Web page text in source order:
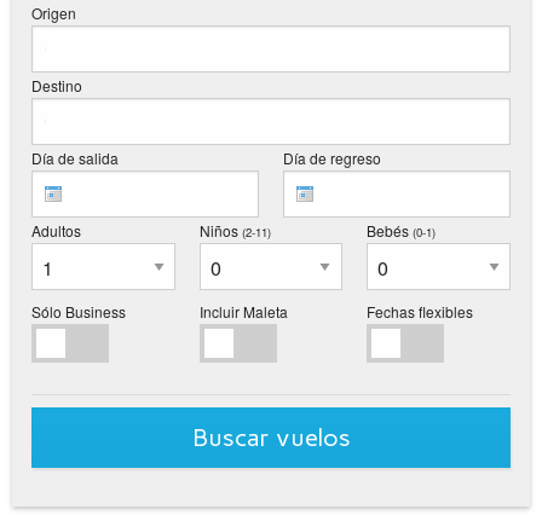
Origen
Destino
Día de salida Día de regreso
Adultos Niños (2-11) Bebés(0-1)
Sólo Business Incluir Maleta Fechas flexibles
Buscar vuelos